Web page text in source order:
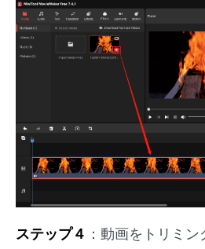
ステップ４ ：動画をトリミン